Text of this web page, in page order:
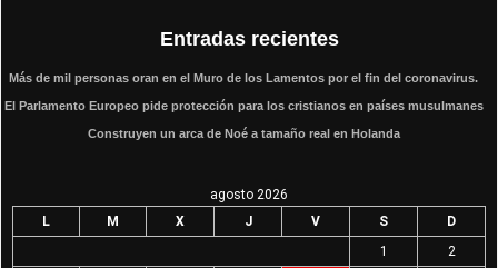
Entradas recientes
Más de mil personas oran en el Muro de los Lamentos por el fin del coronavirus.
El Parlamento Europeo pide protección para los cristianos en países musulmanes
Construyen un arca de Noé a tamaño real en Holanda
agosto 2026
L
M X J V S
D
1
2